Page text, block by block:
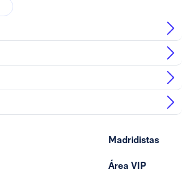
Madridistas
Área VIP